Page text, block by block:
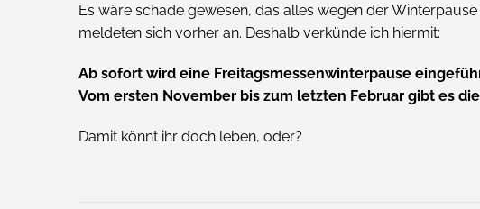
Es wäre schade gewesen, das alles wegen der
meldeten sich vorher an. Deshalb verkünde ich hiermit:
Ab sofort wird eine Freitagsmessenwinterpause
Vom ersten November bis zum letzten Februar gibt es
Damit könnt ihr doch leben, oder?